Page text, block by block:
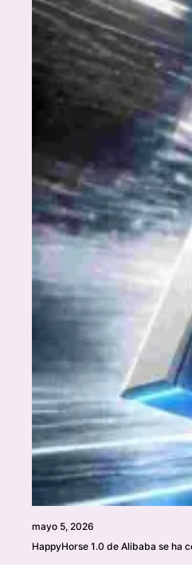
mayo 5, 2026
HappyHorse 1.0 de Alibaba se ha